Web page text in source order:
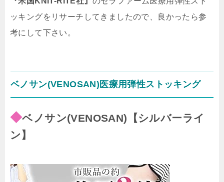
ッキングをリサーチしてきましたので、良かったら参
考にして下さい。
ベノサン(VENOSAN)医療用弾性ストッキング
◆ベノサン(VENOSAN)【シルバーライ
ン】